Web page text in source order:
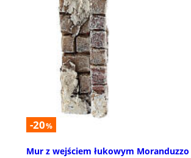
-20%
Mur z wejściem łukowym